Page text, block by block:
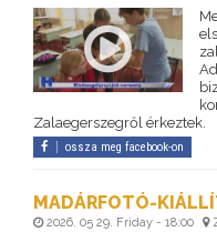
Zalaegerszegről érkeztek.
ossza meg facebook-on
MADÁRFOTÓ-
2026. 05 29. Friday - 18:00